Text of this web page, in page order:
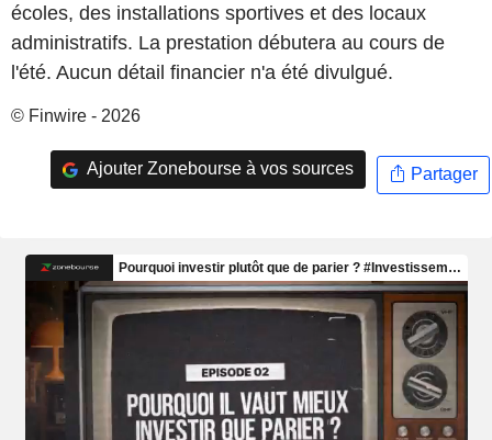
écoles, des installations sportives et des locaux
administratifs. La prestation débutera au cours de
l'été. Aucun détail financier n'a été divulgué.
© Finwire - 2026
Ajouter Zonebourse à vos sources Partager